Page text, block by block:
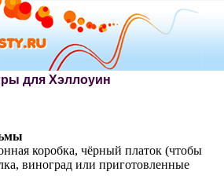
для Хэллоуин
коробка, чёрный платок (чтобы
виноград или приготовленные